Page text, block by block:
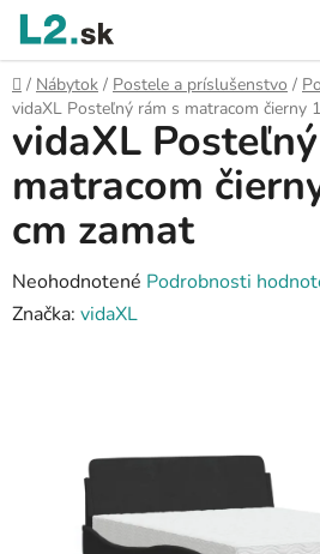
Prejsť
obsah
Domov
/ Nábytok / Postele a príslušenstvo /
vidaXL Posteľný rám s matracom čierny
vidaXL
matracom
cm zamat
Priemerné
hodnotenie
Neohodnotené Podrobnosti
Značka: vidaXL